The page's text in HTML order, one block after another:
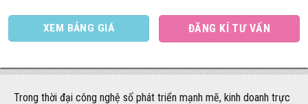
XEM BẢNG GIÁ ĐĂNG KÍ TƯ VẤN
Trong thời đại công nghệ số phát triển mạnh mẽ, kinh doanh trực